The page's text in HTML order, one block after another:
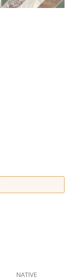
NATIVE